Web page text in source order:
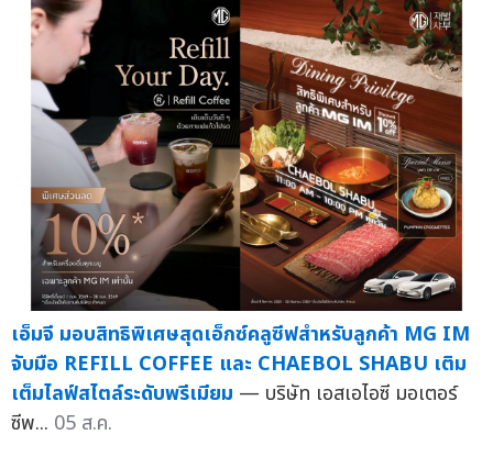
เอ็มจี มอบสิทธิพิเศษสุดเอ็กซ์คลูซีฟสำหรับลูกค้า MG IM
จับมือ REFILL COFFEE และ CHAEBOL SHABU เติม
เต็มไลฟ์สไตล์ระดับพรีเมียม — บริษัท เอสเอไอซี มอเตอร์
ซีพ... 05 ส.ค.